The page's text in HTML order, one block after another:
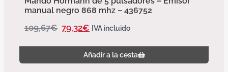
manual negro 868 mhz – 436752
109,67€ 79,32€ IVA incluido
Añadir a la cesta